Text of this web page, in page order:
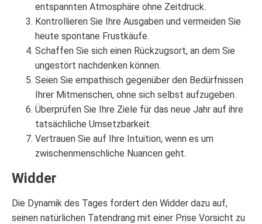
entspannten Atmosphäre ohne Zeitdruck.
Kontrollieren Sie Ihre Ausgaben und vermeiden Sie
heute spontane Frustkäufe.
Schaffen Sie sich einen Rückzugsort, an dem Sie
ungestört nachdenken können.
Seien Sie empathisch gegenüber den Bedürfnissen
Ihrer Mitmenschen, ohne sich selbst aufzugeben.
Überprüfen Sie Ihre Ziele für das neue Jahr auf ihre
tatsächliche Umsetzbarkeit.
Vertrauen Sie auf Ihre Intuition, wenn es um
zwischenmenschliche Nuancen geht.
Widder
Die Dynamik des Tages fordert den Widder dazu auf,
seinen natürlichen Tatendrang mit einer Prise Vorsicht zu